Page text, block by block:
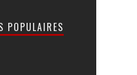
POPULAIRES